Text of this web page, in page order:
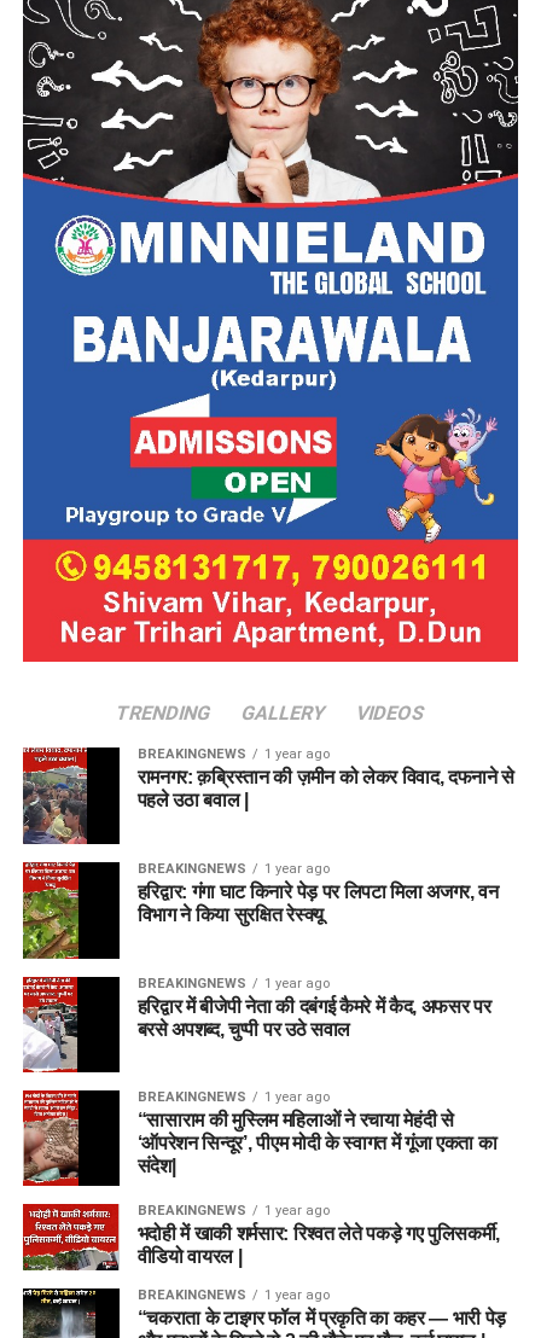
TRENDING GALLERY VIDEOS
BREAKINGNEWS 1 year ago
रामनगर: क़ब्रिस्तान की ज़मीन को लेकर विवाद, दफनाने से
पहले उठा बवाल |
BREAKINGNEWS 1 year ago
हरिद्वार: गंगा घाट किनारे पेड़ पर लिपटा मिला अजगर, वन
विभाग ने किया सुरक्षित रेस्क्यू
BREAKINGNEWS 1 year ago
हरिद्वार में बीजेपी नेता की दबंगई कैमरे में कैद, अफसर पर
बरसे अपशब्द, चुप्पी पर उठे सवाल
BREAKINGNEWS 1 year ago
“सासाराम की मुस्लिम महिलाओं ने रचाया मेहंदी से
‘ऑपरेशन सिन्दूर’, पीएम मोदी के स्वागत में गूंजा एकता का
संदेश|
BREAKINGNEWS 1 year ago
भदोही में खाकी शर्मसार: रिश्वत लेते पकड़े गए पुलिसकर्मी,
वीडियो वायरल |
BREAKINGNEWS 1 year ago
“चकराता के टाइगर फॉल में प्रकृति का कहर — भारी पेड़